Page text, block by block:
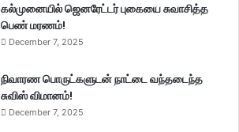
கல்முனையில் ஜெனரேட்டர் புகையை சுவாசித்த
பெண் மரணம்!
December 7, 2025
நிவாரண பொருட்களுடன் நாட்டை வந்தடைந்த
சுவிஸ் விமானம்!
December 7, 2025